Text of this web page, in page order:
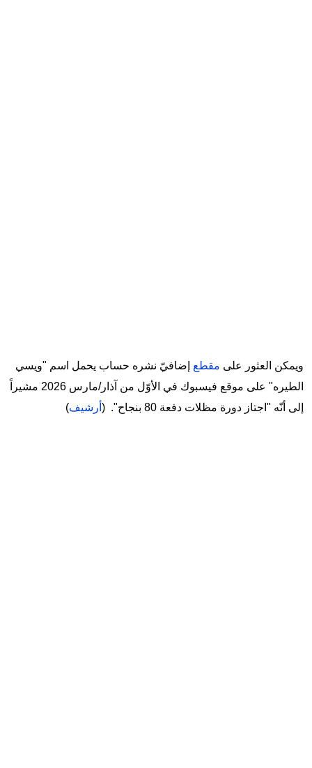
ويمكن العثور على مقطع إضافيّ نشره حساب يحمل اسم "ويسي
الطيره" على موقع فيسبوك في الأوّل من آذار/مارس 2026 مشيراً
إلى أنّه "اجتاز دورة مظلات دفعة 80 بنجاح". (
أرشيف)